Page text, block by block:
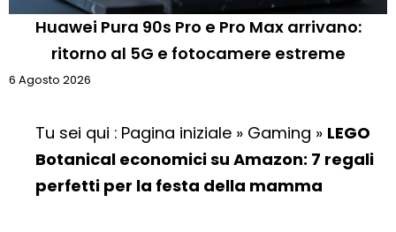
Huawei Pura 90s Pro e Pro Max arrivano:
ritorno al 5G e fotocamere estreme
6 Agosto 2026
Tu sei qui : Pagina iniziale » Gaming » LEGO
Botanical economici su Amazon: 7 regali
perfetti per la festa della mamma